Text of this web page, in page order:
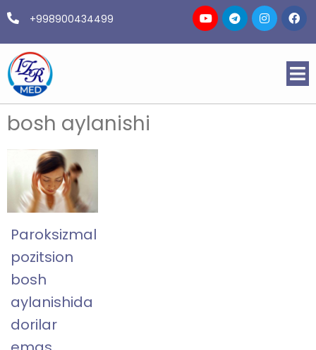
+998900434499
bosh aylanishi
Paroksizmal
pozitsion
bosh
aylanishida
dorilar